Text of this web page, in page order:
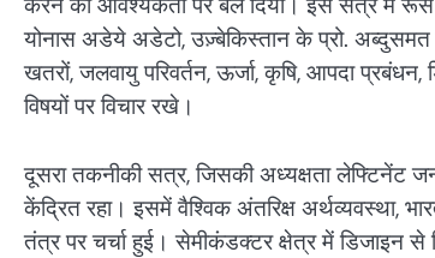
योनास अडेये अडेटो, उज़्बेकिस्तान के प्रो.
खतरों, जलवायु परिवर्तन, ऊर्जा, कृषि, आपदा
विषयों पर विचार रखे।
दूसरा तकनीकी सत्र, जिसकी अध्यक्षता लेफ्टिनेंट
केंद्रित रहा। इसमें वैश्विक अंतरिक्ष अर्थव्यवस्था,
तंत्र पर चर्चा हुई। सेमीकंडक्टर क्षेत्र में डिजाइन से